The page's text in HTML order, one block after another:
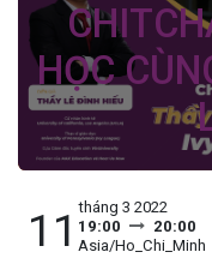
HỌC
11 tháng 3 2022
19:00
20:00
Asia/Ho_Chi_Minh